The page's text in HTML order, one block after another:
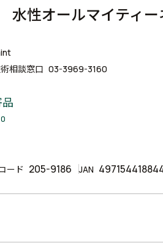
水性オールマイティ
相談窓口 03-3969-3160
ード 205-9186 JAN